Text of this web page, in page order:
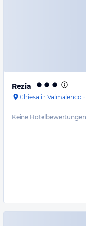
Rezia
Chiesa in Valmalenco ·
Keine Hotelbewertungen